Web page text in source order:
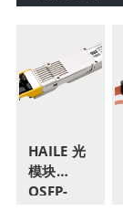
HAILE 光
模块
OSFP-